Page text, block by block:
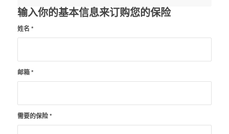
输入你的基本信息来订购您的保险
姓名 *
邮箱*
需要的保险*